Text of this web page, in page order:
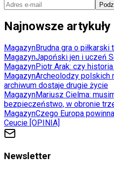
Najnowsze artykuły
MagazynBrudna gra o piłkarski
MagazynJapoński jen i uczeń
MagazynPiotr Arak: czy
MagazynArcheolodzy polskich
archiwum dostaje drugie życie
MagazynMariusz Cielma:
bezpieczeństwo, w obronie
MagazynCzego Europa
Ceucie [OPINIA]
Newsletter